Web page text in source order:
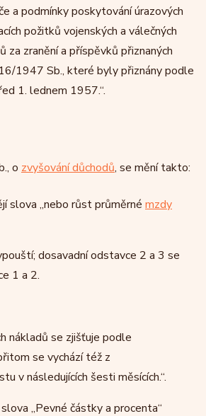
a podmínky poskytování úrazových
požitků vojenských a válečných
za zranění a příspěvků přiznaných
1947 Sb., které byly přiznány podle
1. lednem 1957.“.
o zvyšování důchodů, se mění takto:
slova „nebo růst průměrné mzdy
dosavadní odstavce 2 a 3 se
1 a 2.
nákladů se zjišťuje podle
se vychází též z
v následujících šesti měsících.“.
„Pevné částky a procenta“